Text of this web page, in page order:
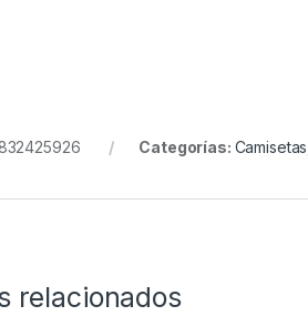
Categorías: Camisetas
relacionados